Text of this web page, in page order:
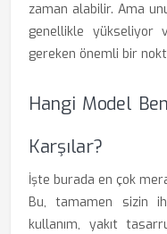
zaman alabilir. Ama
genellikle yükseliyor
gereken önemli bir
Hangi Model
Karşılar?
İşte burada en çok
Bu, tamamen sizin
kullanım, yakıt